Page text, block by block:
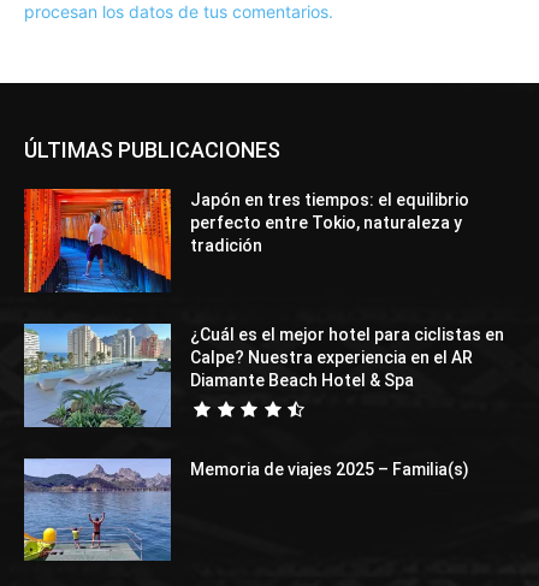
procesan los datos de tus comentarios.
ÚLTIMAS PUBLICACIONES
Japón en tres tiempos: el equilibrio
perfecto entre Tokio, naturaleza y
tradición
¿Cuál es el mejor hotel para ciclistas en
Calpe? Nuestra experiencia en el AR
Diamante Beach Hotel & Spa
Memoria de viajes 2025 – Familia(s)